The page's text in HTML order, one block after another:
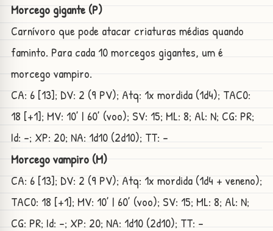
Morcego gigante (P)
Carnívoro que pode atacar criaturas médias quando
faminto. Para cada 10 morcegos gigantes, um é
morcego vampiro.
CA: 6 [13]; DV: 2 (9 PV); Atq: 1x mordida (1d4); TAC0:
18 [+1]; MV: 10’ | 60’ (voo); SV: 15; ML: 8; Al: N; CG: PR;
Id: -; XP: 20; NA: 1d10 (2d10); TT: -
Morcego vampiro (M)
CA: 6 [13]; DV: 2 (9 PV); Atq: 1x mordida (1d4 + veneno);
TAC0: 18 [+1]; MV: 10’ | 60’ (voo); SV: 15; ML: 8; Al: N;
CG: PR; Id: -; XP: 20; NA: 1d10 (2d10); TT: -